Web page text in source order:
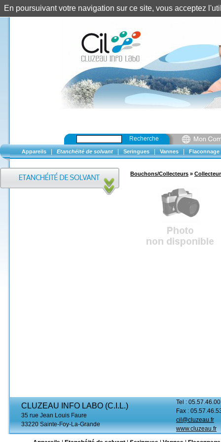
Recherche
Appareils Etanchéité de solvant Seringues Vannes Flaconnage
Bouchons/Collecteurs »
CLUZEAU INFO LABO (C.I.L.)
35 rue Jean Louis Faure
33220 Sainte-Foy-La-Grande
Tel :
Fax :
cil@cluzeau.fr
www.cluzeau.fr
En poursuivant votre navigation sur ce site, vous acceptez